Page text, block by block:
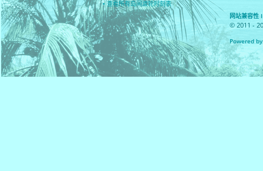
• 查看所有岛间渡轮时刻表
网站兼容
© 2011 -
Powered by